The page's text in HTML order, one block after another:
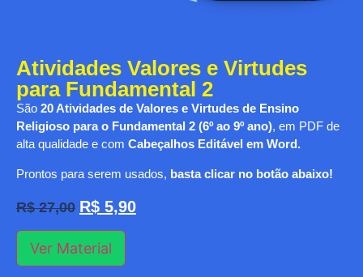
Atividades Valores e Virtudes
para Fundamental 2
São 20 Atividades de Valores e Virtudes de Ensino
Religioso para o Fundamental 2 (6º ao 9º ano), em PDF de
alta qualidade e com Cabeçalhos Editável em Word.
Prontos para serem usados, basta clicar no botão abaixo!
R$27,00 R$ 5,90
Ver Material